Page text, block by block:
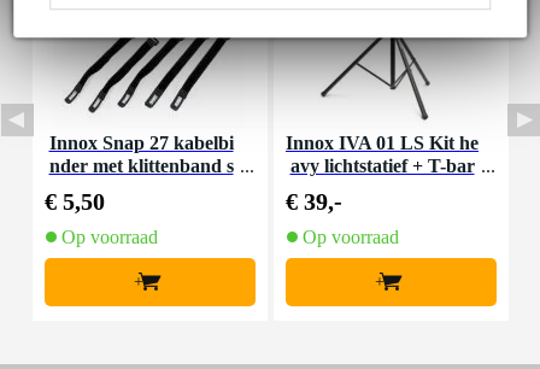
Innox Snap 27 kabelbi
nder met klittenband s
€ 5,50
Op voorraad
+
Innox IVA 01 LS Kit he
avy lichtstatief + T-bar
€ 39,-
Op voorraad
+